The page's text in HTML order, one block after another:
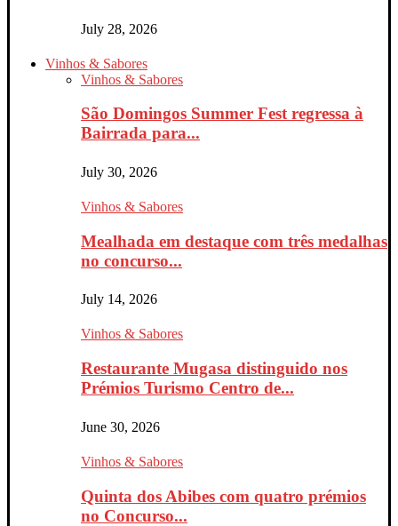
July 28, 2026
Vinhos & Sabores
Vinhos & Sabores
São Domingos Summer Fest regressa à
Bairrada para...
July 30, 2026
Vinhos & Sabores
Mealhada em destaque com três medalhas
no concurso...
July 14, 2026
Vinhos & Sabores
Restaurante Mugasa distinguido nos
Prémios Turismo Centro de...
June 30, 2026
Vinhos & Sabores
Quinta dos Abibes com quatro prémios
no Concurso...